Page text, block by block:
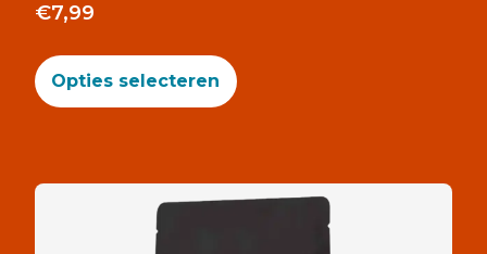
€7,99
Opties selecteren